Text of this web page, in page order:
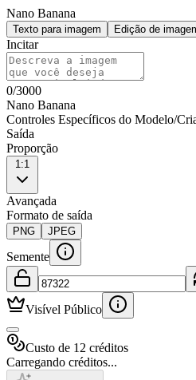
Nano Banana
Texto para imagem Edição de
Incitar
0/3000
Nano Banana
Controles Específicos do Modelo/
Saída
Proporção
1:1
Avançada
Formato de saída
PNG JPEG
Semente
Visível Público
Custo de 12 créditos
Carregando créditos...